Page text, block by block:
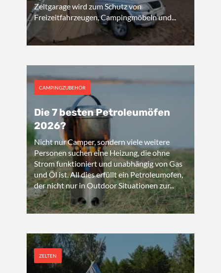
Zeltgarage wird zum Schutz von
Freizeitfahrzeugen, Campingmöbeln und...
CAMPINGZUBEHÖR
Die 7 besten Petroleumöfen
2026?
Nicht nur Camper, sondern viele weitere
Personen suchen eine Heizung, die ohne
Strom funktioniert und unabhängig von Gas
und Öl ist. All dies erfüllt ein Petroleumofen,
der nicht nur in Outdoor Situationen zur...
ZELTEN